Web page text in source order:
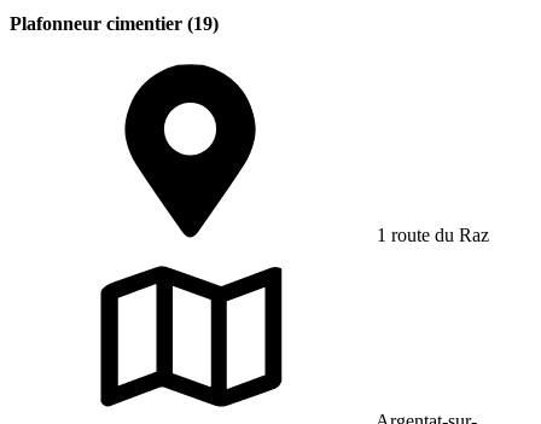
Plafonneur cimentier (19)
1 route du Raz